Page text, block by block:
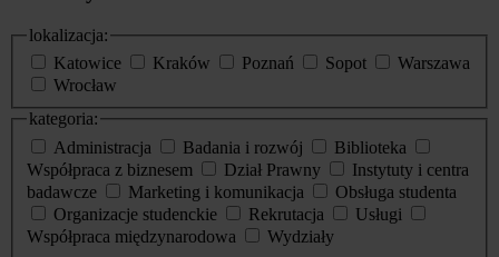
lokalizacja:
Katowice
Kraków Poznań Sopot
Warszawa
Wrocław
kategoria:
Administracja
Badania i rozwój
Biblioteka
Współpraca z biznesem
Dział Prawny
Instytuty i centra
badawcze
Marketing i komunikacja
Obsługa studenta
Organizacje studenckie
Rekrutacja
Usługi
Współpraca międzynarodowa
Wydziały